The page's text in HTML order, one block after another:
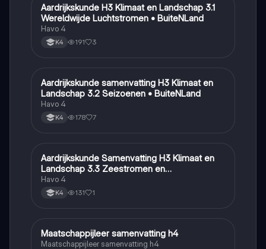
Aardrijkskunde
Aardrijkskunde H3 Klimaat en Landschap 3.1
Wereldwijde Luchtstromen • BuiteNLand
Havo 4
K4 191 3
Aardrijkskunde
Aardrijkskunde samenvatting H3 Klimaat en
Landschap 3.2 Seizoenen • BuiteNLand
Havo 4
K4 178 7
Aardrijkskunde
Aardrijkskunde Samenvatting H3 Klimaat en
Landschap 3.3 Zeestromen en
Klimaatgebieden • BuiteNLand
Havo 4
K4 131 1
Maatschappijleer
Maatschappijleer samenvatting h4
Maatschappijleer samenvatting h4